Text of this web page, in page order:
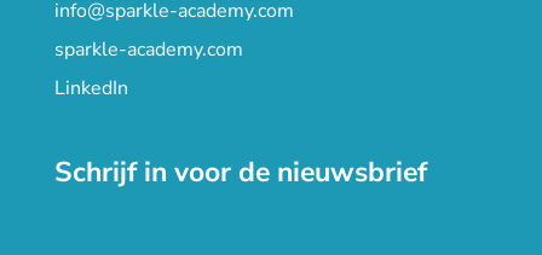
info@sparkle-academy.com
sparkle-academy.com
LinkedIn
Schrijf in voor de nieuwsbrief